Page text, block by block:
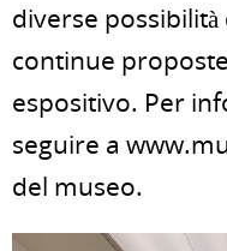
diverse
continue
espositivo. Per
seguire a
del museo.